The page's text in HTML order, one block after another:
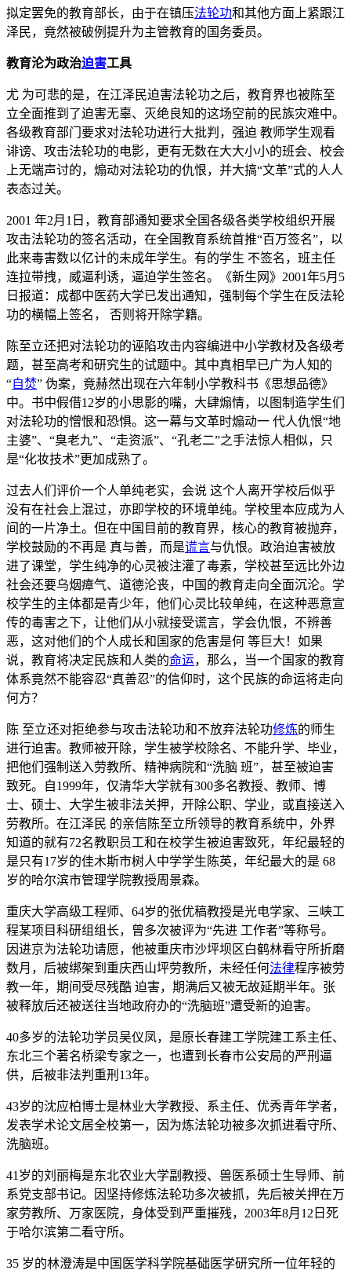
拟定罢免的教育部长，由于在镇压法轮功和其他方面上紧跟江
泽民，竟然被破例提升为主管教育的国务委员。
教育沦为政治迫害工具
尤 为可悲的是，在江泽民迫害法轮功之后，教育界也被陈至
立全面推到了迫害无辜、灭绝良知的这场空前的民族灾难中。
各级教育部门要求对法轮功进行大批判，强迫 教师学生观看
诽谤、攻击法轮功的电影，更有无数在大大小小的班会、校会
上无端声讨的，煽动对法轮功的仇恨，并大搞“文革”式的人人
表态过关。
2001 年2月1日，教育部通知要求全国各级各类学校组织开展
攻击法轮功的签名活动，在全国教育系统首推“百万签名”，以
此来毒害数以亿计的未成年学生。有的学生 不签名，班主任
连拉带拽，威逼利诱，逼迫学生签名。《新生网》2001年5月5
日报道：成都中医药大学已发出通知，强制每个学生在反法轮
功的横幅上签名， 否则将开除学籍。
陈至立还把对法轮功的诬陷攻击内容编进中小学教材及各级考
题，甚至高考和研究生的试题中。其中真相早已广为人知的
“自焚” 伪案，竟赫然出现在六年制小学教科书《思想品德》
中。书中假借12岁的小思影的嘴，大肆煽情，以图制造学生们
对法轮功的憎恨和恐惧。这一幕与文革时煽动一 代人仇恨“地
主婆”、“臭老九”、“走资派”、“孔老二”之手法惊人相似，只
是“化妆技术”更加成熟了。
过去人们评价一个人单纯老实，会说 这个人离开学校后似乎
没有在社会上混过，亦即学校的环境单纯。学校里本应成为人
间的一片净土。但在中国目前的教育界，核心的教育被抛弃，
学校鼓励的不再是 真与善，而是谎言与仇恨。政治迫害被放
进了课堂，学生纯净的心灵被注灌了毒素，学校甚至远比外边
社会还要乌烟瘴气、道德沦丧，中国的教育走向全面沉沦。学
校学生的主体都是青少年，他们心灵比较单纯，在这种恶意宣
传的毒害之下，让他们从小就接受谎言，学会仇恨，不辨善
恶，这对他们的个人成长和国家的危害是何 等巨大！如果
说，教育将决定民族和人类的命运，那么，当一个国家的教育
体系竟然不能容忍“真善忍”的信仰时，这个民族的命运将走向
何方？
陈 至立还对拒绝参与攻击法轮功和不放弃法轮功修炼的师生
进行迫害。教师被开除，学生被学校除名、不能升学、毕业，
把他们强制送入劳教所、精神病院和“洗脑 班”，甚至被迫害
致死。自1999年，仅清华大学就有300多名教授、教师、博
士、硕士、大学生被非法关押，开除公职、学业，或直接送入
劳教所。在江泽民 的亲信陈至立所领导的教育系统中，外界
知道的就有72名教职员工和在校学生被迫害致死，年纪最轻的
是只有17岁的佳木斯市树人中学学生陈英，年纪最大的是 68
岁的哈尔滨市管理学院教授周景森。
重庆大学高级工程师、64岁的张优稿教授是光电学家、三峡工
程某项目科研组组长，曾多次被评为“先进 工作者”等称号。
因进京为法轮功请愿，他被重庆市沙坪坝区白鹤林看守所折磨
数月，后被绑架到重庆西山坪劳教所，未经任何法律程序被劳
教一年，期间受尽残酷 迫害，期满后又被无故延期半年。张
被释放后还被送往当地政府办的“洗脑班”遭受新的迫害。
40多岁的法轮功学员吴仪凤，是原长春建工学院建工系主任、
东北三个著名桥梁专家之一，也遭到长春市公安局的严刑逼
供，后被非法判重刑13年。
43岁的沈应柏博士是林业大学教授、系主任、优秀青年学者，
发表学术论文居全校第一，因为炼法轮功被多次抓进看守所、
洗脑班。
41岁的刘丽梅是东北农业大学副教授、兽医系硕士生导师、前
系党支部书记。因坚持修炼法轮功多次被抓，先后被关押在万
家劳教所、万家医院，身体受到严重摧残，2003年8月12日死
于哈尔滨第二看守所。
35 岁的林澄涛是中国医学科学院基础医学研究所一位年轻的